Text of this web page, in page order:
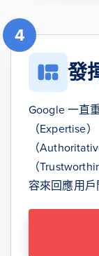
4
發
Google 一直
（Expertise
（
（
容來回應用戶